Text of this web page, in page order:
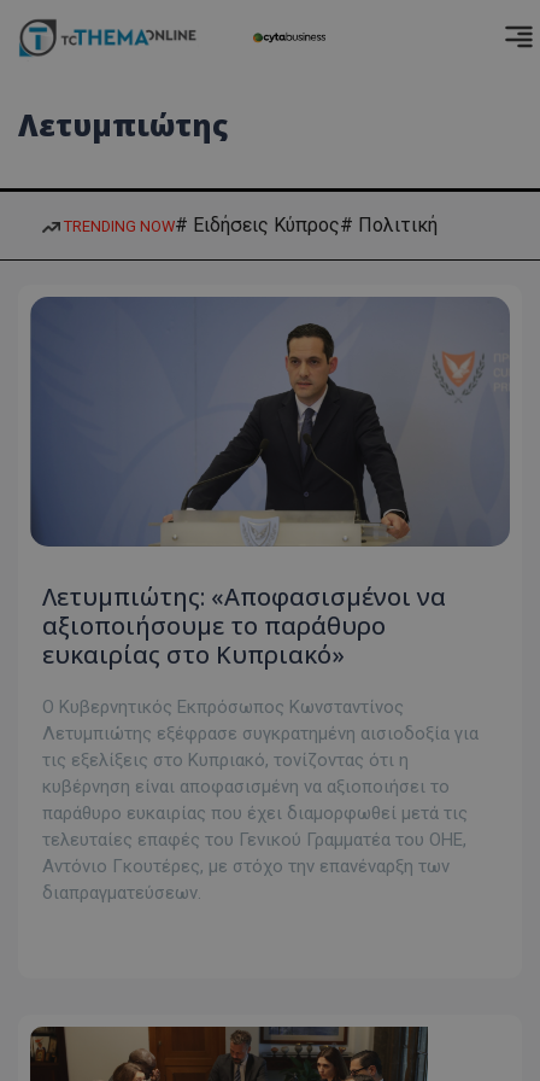
Λετυμπιώτης
TRENDING NOW# Ειδήσεις Κύπρος# Πολιτική
Λετυμπιώτης: «Αποφασισμένοι να
αξιοποιήσουμε το παράθυρο
ευκαιρίας στο Κυπριακό»
Ο Κυβερνητικός Εκπρόσωπος Κωνσταντίνος
Λετυμπιώτης εξέφρασε συγκρατημένη αισιοδοξία για
τις εξελίξεις στο Κυπριακό, τονίζοντας ότι η
κυβέρνηση είναι αποφασισμένη να αξιοποιήσει το
παράθυρο ευκαιρίας που έχει διαμορφωθεί μετά τις
τελευταίες επαφές του Γενικού Γραμματέα του ΟΗΕ,
Αντόνιο Γκουτέρες, με στόχο την επανέναρξη των
διαπραγματεύσεων.